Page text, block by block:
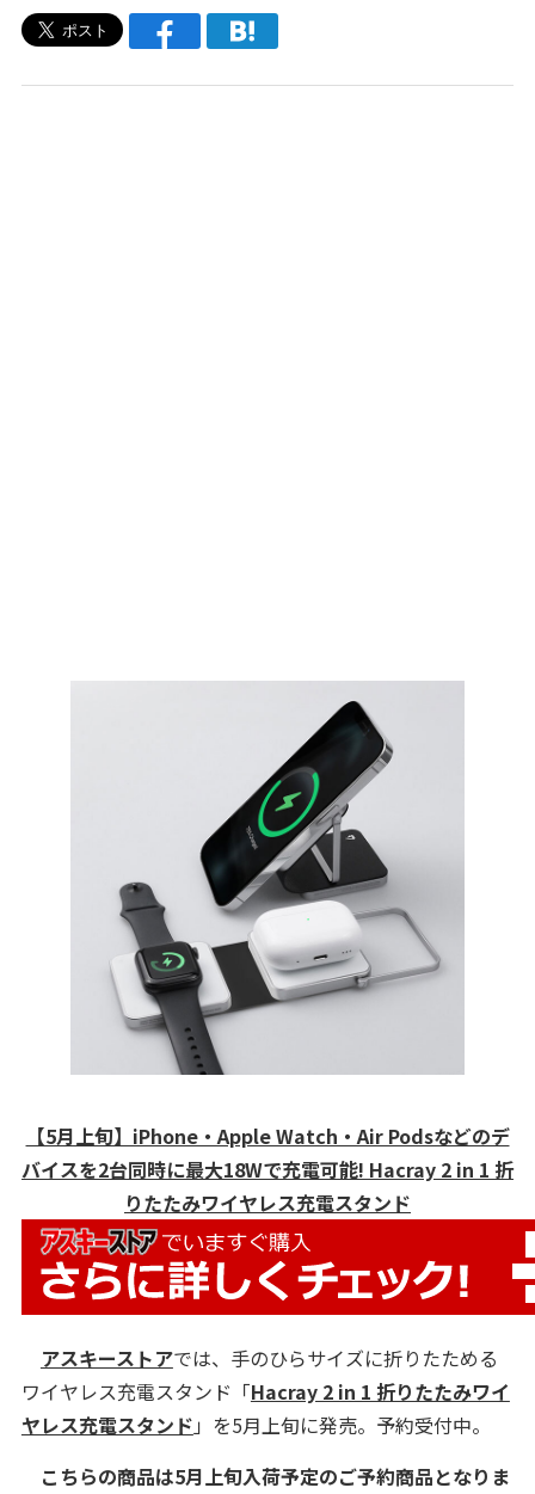
【5月上旬】iPhone・Apple Watch・Air Podsなどのデ
バイスを2台同時に最大18Wで充電可能! Hacray 2 in 1 折
りたたみワイヤレス充電スタンド
アスキーストアでは、手のひらサイズに折りたためる
ワイヤレス充電スタンド「Hacray 2 in 1 折りたたみワイ
ヤレス充電スタンド 」を5月上旬に発売。予約受付中。
こちらの商品は5月上旬入荷予定のご予約商品となりま